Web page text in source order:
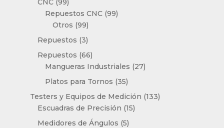
CNC 99
productos
Repuestos CNC 9999
Otros 9999
productos
Repuestos 33
productos
Repuestos 6666
productos
Mangueras Industriales 2727
Platos para Tornos 3535
productos
Testers y Equipos de Medición 133133
Escuadras de Precisión 1515
Medidores de Ángulos 55